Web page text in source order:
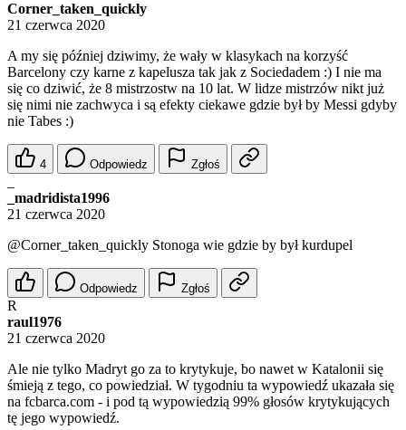
Corner_taken_quickly
21 czerwca 2020
A my się później dziwimy, że wały w klasykach na korzyść
Barcelony czy karne z kapelusza tak jak z Sociedadem :) I nie ma
się co dziwić, że 8 mistrzostw na 10 lat. W lidze mistrzów nikt już
się nimi nie zachwyca i są efekty ciekawe gdzie był by Messi gdyby
nie Tabes :)
4 Odpowiedz Zgłoś
_madridista1996
21 czerwca 2020
@Corner_taken_quickly Stonoga wie gdzie by był kurdupel
Odpowiedz Zgłoś
R
raul1976
21 czerwca 2020
Ale nie tylko Madryt go za to krytykuje, bo nawet w Katalonii się
śmieją z tego, co powiedział. W tygodniu ta wypowiedź ukazała się
na fcbarca.com - i pod tą wypowiedzią 99% głosów krytykujących
tę jego wypowiedź.